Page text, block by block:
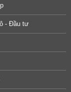
- Đầu tư